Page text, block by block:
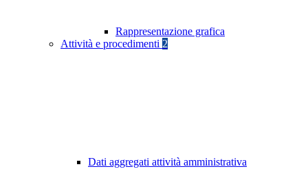
Rappresentazione grafica
Attività e procedimenti 2
Dati aggregati attività amministrativa